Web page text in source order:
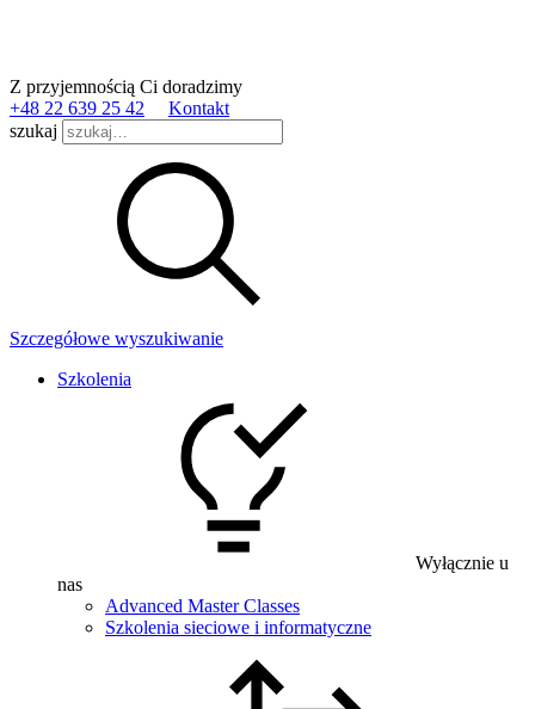
Z przyjemnością Ci doradzimy
+48 22 639 25 42
Kontakt
szukaj
Szczegółowe wyszukiwanie
Szkolenia
Wyłącznie u
nas
Advanced Master Classes
Szkolenia sieciowe i informatyczne